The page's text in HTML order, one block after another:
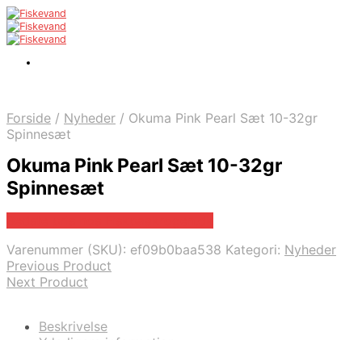
Forside / Nyheder / Okuma Pink Pearl Sæt 10-32gr
Spinnesæt
Okuma Pink Pearl Sæt 10-32gr
Spinnesæt
Varenummer (SKU): ef09b0baa538 Kategori: Nyheder
Previous Product
Next Product
Beskrivelse